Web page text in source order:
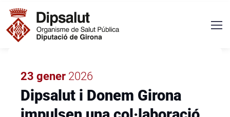
Navegació principal
23 gener 2026
Dipsalut i Donem Girona